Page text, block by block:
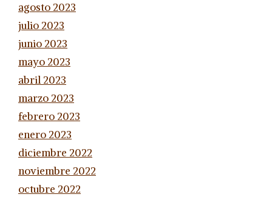
agosto 2023
julio 2023
junio 2023
mayo 2023
abril 2023
marzo 2023
febrero 2023
enero 2023
diciembre 2022
noviembre 2022
octubre 2022